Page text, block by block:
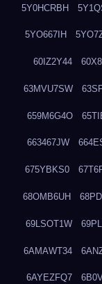
5Y0HCRBH
5YO667IH
60IZ2Y44
63MVU7SW
659M6G4O
663467JW
675YBKS0
68OMB6UH
69LSOT1W
6AMAWT34
6AYEZFQ7